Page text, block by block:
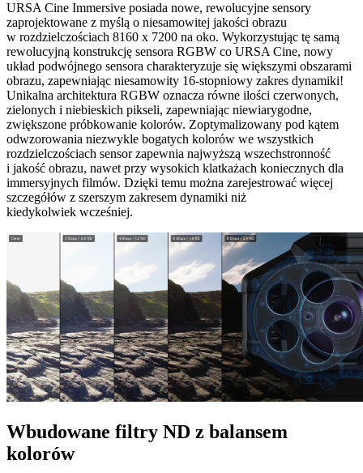
URSA Cine Immersive posiada nowe, rewolucyjne sensory
zaprojektowane z myślą o niesamowitej jakości obrazu
w rozdzielczościach 8160 x 7200 na oko. Wykorzystując tę samą
rewolucyjną konstrukcję sensora RGBW co URSA Cine, nowy
układ podwójnego sensora charakteryzuje się większymi obszarami
obrazu, zapewniając niesamowity 16-stopniowy zakres dynamiki!
Unikalna architektura RGBW oznacza równe ilości czerwonych,
zielonych i niebieskich pikseli, zapewniając niewiarygodne,
zwiększone próbkowanie kolorów. Zoptymalizowany pod kątem
odwzorowania niezwykle bogatych kolorów we wszystkich
rozdzielczościach sensor zapewnia najwyższą wszechstronność
i jakość obrazu, nawet przy wysokich klatkażach koniecznych dla
immersyjnych filmów. Dzięki temu można zarejestrować więcej
szczegółów z szerszym zakresem dynamiki niż
kiedykolwiek wcześniej.
Wbudowane filtry ND z balansem
kolorów